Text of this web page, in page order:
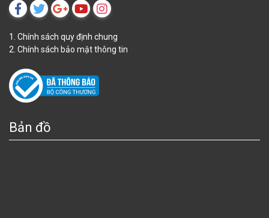
1. Chính sách quy định chung
2. Chính sách bảo mật thông tin
Bản đồ